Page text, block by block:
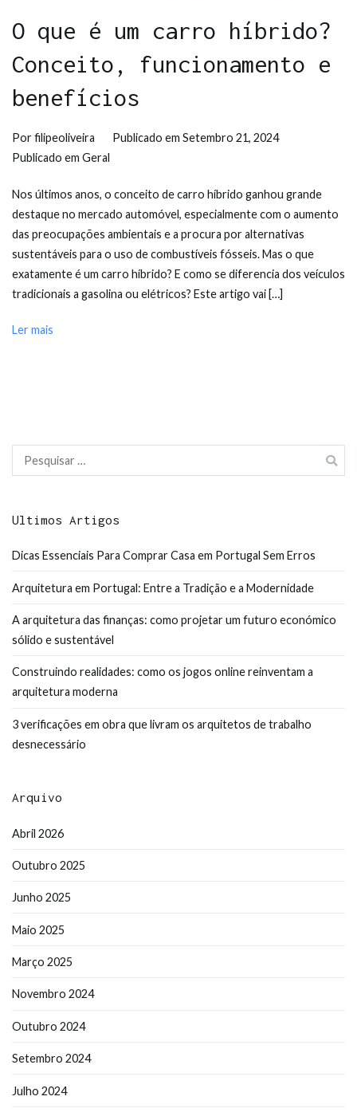
O que é um carro híbrido?
Conceito, funcionamento e
benefícios
Porfilipeoliveira Publicado em Setembro 21, 2024
Publicado em Geral
Nos últimos anos, o conceito de carro híbrido ganhou grande
destaque no mercado automóvel, especialmente com o aumento
das preocupações ambientais e a procura por alternativas
sustentáveis para o uso de combustíveis fósseis. Mas o que
exatamente é um carro híbrido? E como se diferencia dos veículos
tradicionais a gasolina ou elétricos? Este artigo vai […]
Ler mais
Pesquisar
por:
Ultimos Artigos
Dicas Essenciais Para Comprar Casa em Portugal Sem Erros
Arquitetura em Portugal: Entre a Tradição e a Modernidade
A arquitetura das finanças: como projetar um futuro económico
sólido e sustentável
Construindo realidades: como os jogos online reinventam a
arquitetura moderna
3 verificações em obra que livram os arquitetos de trabalho
desnecessário
Arquivo
Abril 2026
Outubro 2025
Junho 2025
Maio 2025
Março 2025
Novembro 2024
Outubro 2024
Setembro 2024
Julho 2024